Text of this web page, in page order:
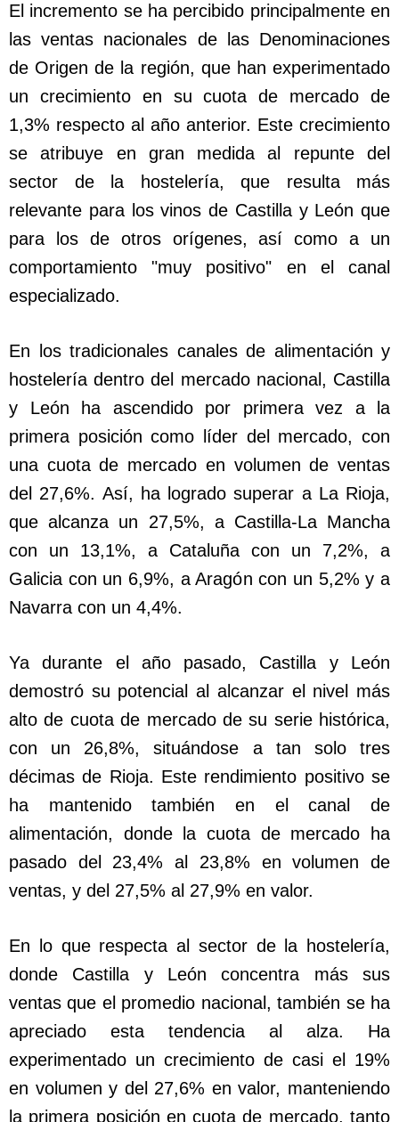
El incremento se ha percibido principalmente en
las ventas nacionales de las Denominaciones
de Origen de la región, que han experimentado
un crecimiento en su cuota de mercado de
1,3% respecto al año anterior. Este crecimiento
se atribuye en gran medida al repunte del
sector de la hostelería, que resulta más
relevante para los vinos de Castilla y León que
para los de otros orígenes, así como a un
comportamiento "muy positivo" en el canal
especializado.
En los tradicionales canales de alimentación y
hostelería dentro del mercado nacional, Castilla
y León ha ascendido por primera vez a la
primera posición como líder del mercado, con
una cuota de mercado en volumen de ventas
del 27,6%. Así, ha logrado superar a La Rioja,
que alcanza un 27,5%, a Castilla-La Mancha
con un 13,1%, a Cataluña con un 7,2%, a
Galicia con un 6,9%, a Aragón con un 5,2% y a
Navarra con un 4,4%.
Ya durante el año pasado, Castilla y León
demostró su potencial al alcanzar el nivel más
alto de cuota de mercado de su serie histórica,
con un 26,8%, situándose a tan solo tres
décimas de Rioja. Este rendimiento positivo se
ha mantenido también en el canal de
alimentación, donde la cuota de mercado ha
pasado del 23,4% al 23,8% en volumen de
ventas, y del 27,5% al 27,9% en valor.
En lo que respecta al sector de la hostelería,
donde Castilla y León concentra más sus
ventas que el promedio nacional, también se ha
apreciado esta tendencia al alza. Ha
experimentado un crecimiento de casi el 19%
en volumen y del 27,6% en valor, manteniendo
la primera posición en cuota de mercado, tanto